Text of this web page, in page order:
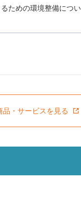
ための環境整備につい
品・サービスを見る